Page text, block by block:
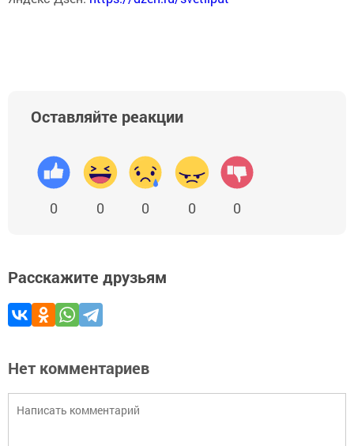
Оставляйте реакции
0 0 0 0 0
Расскажите друзьям
Нет комментариев